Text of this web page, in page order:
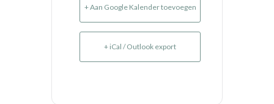
+ Aan Google Kalender toevoegen
+ iCal / Outlook export